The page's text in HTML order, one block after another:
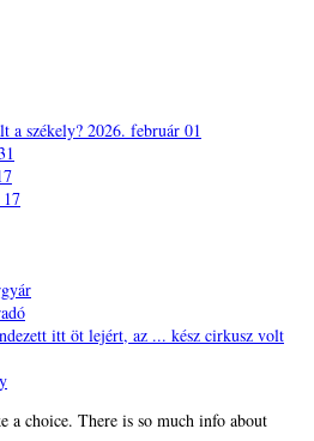
a székely? 2026. február 01
itt öt lejért, az ... kész cirkusz volt
a choice. There is so much info about